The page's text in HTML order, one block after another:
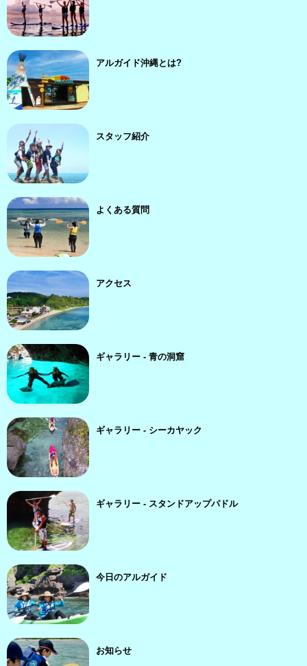
アルガイド沖縄とは?
スタッフ紹介
よくある質問
アクセス
ギャラリー - 青の洞窟
ギャラリー - シーカヤック
ギャラリー - スタンドアップパドル
今日のアルガイド
お知らせ